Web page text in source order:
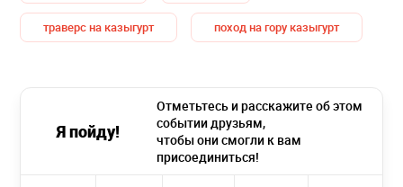
траверс на казыгурт поход на гору казыгурт
Я пойду!
Отметьтесь и расскажите об этом
событии друзьям,
чтобы они смогли к вам
присоединиться!